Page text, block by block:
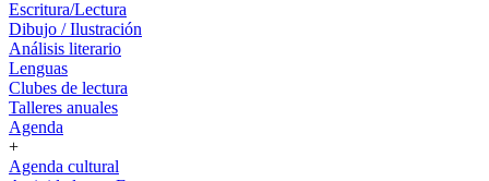
Escritura/Lectura
Dibujo / Ilustración
Análisis literario
Lenguas
Clubes de lectura
Talleres anuales
Agenda
+
Agenda cultural